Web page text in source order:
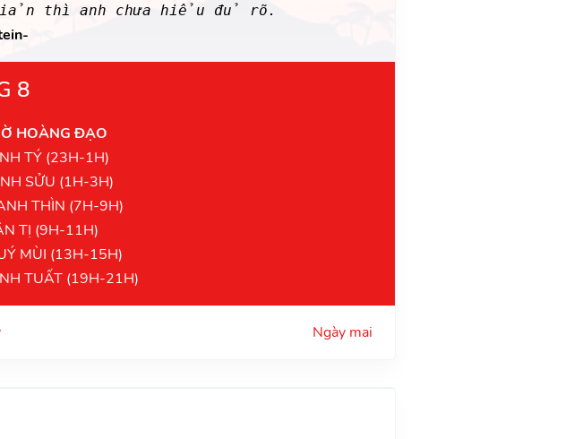
thì anh chưa hiểu đủ rõ.
8
HOÀNG ĐẠO
TÝ (23H-1H)
SỬU (1H-3H)
THÌN (7H-9H)
TỊ (9H-11H)
MÙI (13H-15H)
TUẤT (19H-21H)
Ngày mai